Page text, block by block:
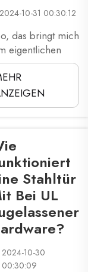
2024-10-31 00:30:12
das bringt mich
eigentlichen
Wie genau
man
ein
an dieser
ist XZIC hier,
Sie bei jedem
zu
Wir
Sie durch
gesamten
damit Sie
Tür sicher und
Stahltür
Bei UL
2024-10-30
00:30:09